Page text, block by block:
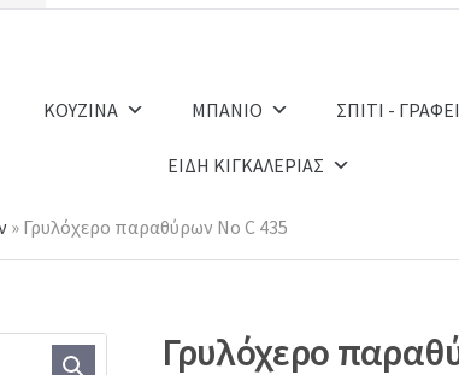
p
c
t
ΚΟΥΖΙΝΑ ΜΠΑΝΙΟ ΣΠΙΤΙ -
ΕΙΔΗ ΚΙΓΚΑΛΕΡΙΑΣ
» Γρυλόχερο παραθύρων No C 435
Γρυλόχερο